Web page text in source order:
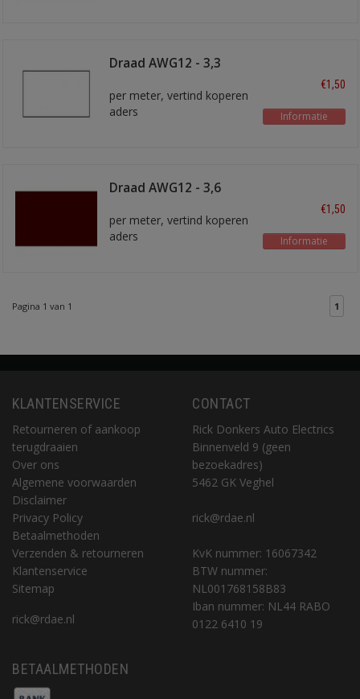
Draad AWG12 - 3,3
per meter, vertind koperen
aders
€1,50
Informatie
Draad AWG12 - 3,6
per meter, vertind koperen
aders
€1,50
Informatie
Pagina 1 van 1 1
KLANTENSERVICE
Retourneren of aankoop
terugdraaien
Over ons
Algemene voorwaarden
Disclaimer
Privacy Policy
Betaalmethoden
Verzenden & retourneren
Klantenservice
Sitemap
rick@rdae.nl
CONTACT
Rick Donkers Auto Electrics
Binnenveld 9 (geen
bezoekadres)
5462 GK Veghel
rick@rdae.nl
KvK nummer: 16067342
BTW nummer:
NL001768158B83
Iban nummer: NL44 RABO
0122 6410 19
BETAALMETHODEN